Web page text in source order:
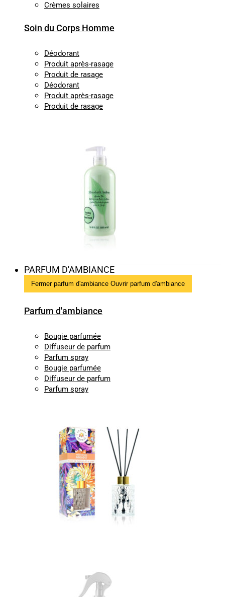
Crèmes solaires
Soin du Corps Homme
Déodorant
Produit après-rasage
Produit de rasage
Déodorant
Produit après-rasage
Produit de rasage
PARFUM D'AMBIANCE
Fermer parfum d'ambiance Ouvrir parfum d'ambiance
Parfum d'ambiance
Bougie parfumée
Diffuseur de parfum
Parfum spray
Bougie parfumée
Diffuseur de parfum
Parfum spray